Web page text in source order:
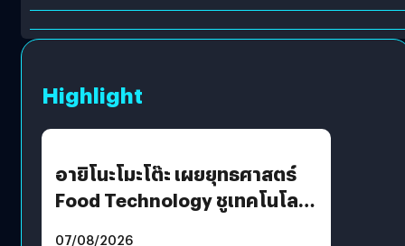
Highlight
อายิโนะโมะโต๊ะ เผยยุทธศาสตร์
Food Technology ชูเทคโนโลยี
07/08/2026